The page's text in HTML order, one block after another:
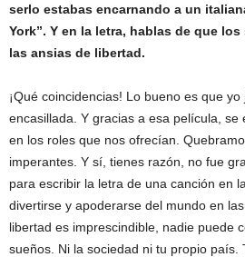
serlo estabas encarnando a un
York”. Y en la letra, hablas de que
las ansias de libertad.
¡Qué coincidencias! Lo bueno es que
encasillada. Y gracias a esa película, se
en los roles que nos ofrecían.
imperantes. Y sí, tienes razón, no fue
para escribir la letra de una canción en
divertirse y apoderarse del mundo en
libertad es imprescindible, nadie puede
sueños. Ni la sociedad ni tu propio país.